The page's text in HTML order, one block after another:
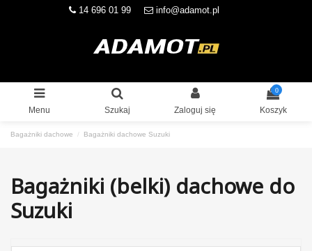
14 696 01 99 info@adamot.pl
Menu Szukaj Zaloguj się
0
Koszyk
Bagażniki dachowe Bagażniki dachowe Suzuki
Bagażniki (belki) dachowe do
Suzuki